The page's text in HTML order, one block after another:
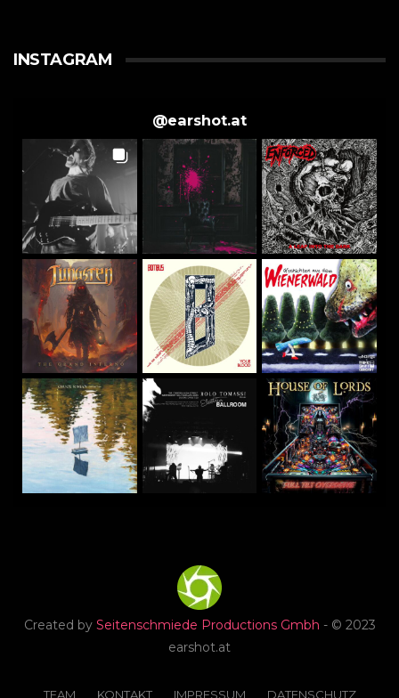
INSTAGRAM
@earshot.at
Created by Seitenschmiede Productions Gmbh - © 2023
earshot.at
TEAM KONTAKT IMPRESSUM DATENSCHUTZ